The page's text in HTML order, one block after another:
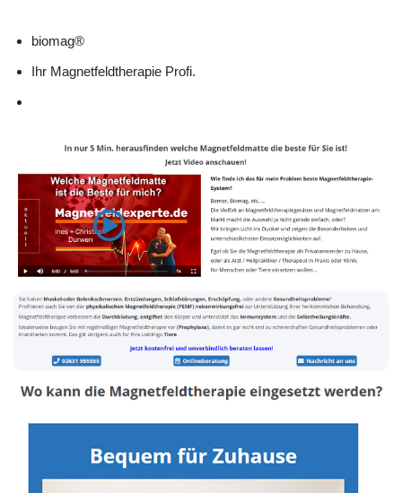
biomag®
Ihr Magnetfeldtherapie Profi.